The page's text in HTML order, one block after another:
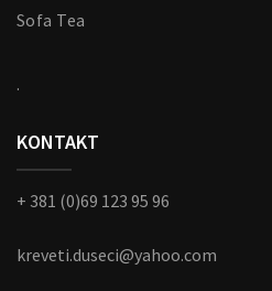
Sofa Tea
.
KONTAKT
+ 381 (0)69 123 95 96
kreveti.duseci@yahoo.com